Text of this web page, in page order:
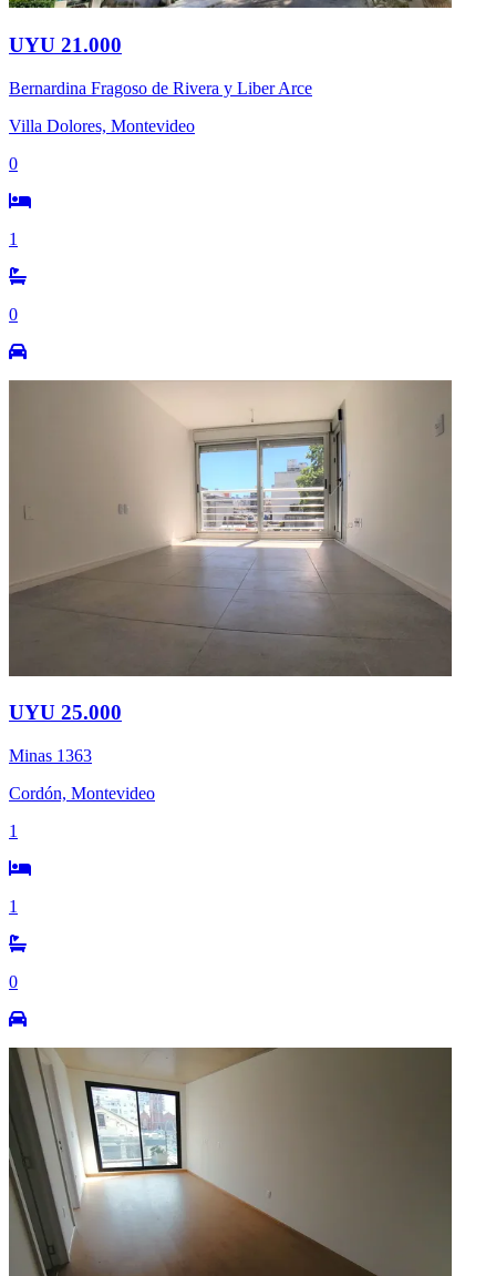
UYU 21.000
Bernardina Fragoso de Rivera y Liber Arce
Villa Dolores, Montevideo
0
1
0
UYU 25.000
Minas 1363
Cordón, Montevideo
1
1
0